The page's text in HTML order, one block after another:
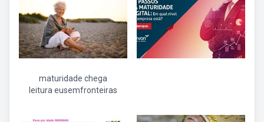
maturidade chega
leitura eusemfronteiras